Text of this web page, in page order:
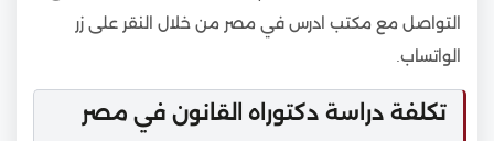
التواصل مع مكتب ادرس في مصر من خلال النقر على زر
الواتساب.
تكلفة دراسة دكتوراه القانون في مصر